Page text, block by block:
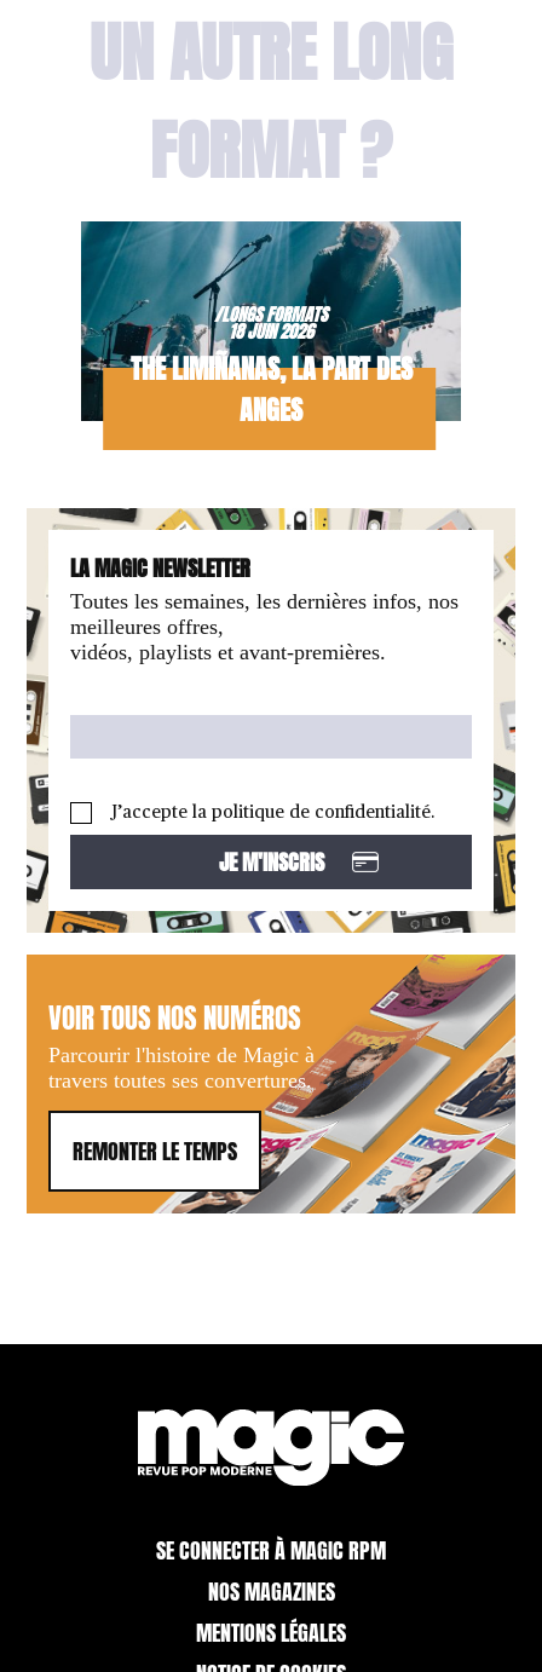
UN AUTRE LONG
FORMAT ?
/LONGS FORMATS
18 JUIN 2026
THE LIMIÑANAS, LA PART DES
ANGES
LA MAGIC NEWSLETTER
Toutes les semaines, les dernières infos, nos
meilleures offres,
vidéos, playlists et avant-premières.
J’accepte la politique de confidentialité.
VOIR TOUS NOS NUMÉROS
Parcourir l'histoire de Magic à
travers toutes ses convertures.
REMONTER LE TEMPS
SE CONNECTER À MAGIC RPM
NOS MAGAZINES
MENTIONS LÉGALES